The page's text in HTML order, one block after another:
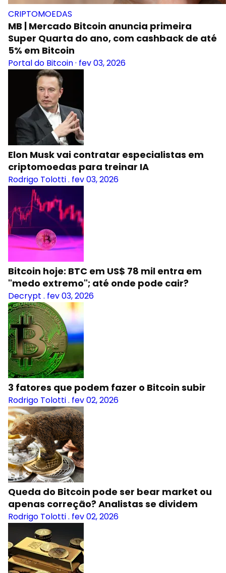
CRIPTOMOEDAS
MB | Mercado Bitcoin anuncia primeira
Super Quarta do ano, com cashback de até
5% em Bitcoin
Portal do Bitcoin· fev 03, 2026
Elon Musk vai contratar especialistas em
criptomoedas para treinar IA
Rodrigo Tolotti. fev 03, 2026
Bitcoin hoje: BTC em US$ 78 mil entra em
"medo extremo"; até onde pode cair?
Decrypt . fev 03, 2026
3 fatores que podem fazer o Bitcoin subir
Rodrigo Tolotti. fev 02, 2026
Queda do Bitcoin pode ser bear market ou
apenas correção? Analistas se dividem
Rodrigo Tolotti. fev 02, 2026